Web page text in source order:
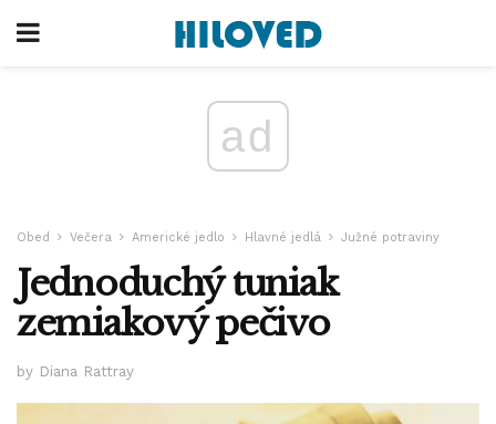
ad
Obed Večera Americké jedlo Hlavné jedlá Južné potraviny
Jednoduchý tuniak
zemiakový pečivo
by Diana Rattray